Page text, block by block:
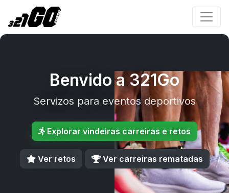
Benvido a 321Go
Servizos para eventos deportivos
Explorar vindeiras carreiras e retos
Ver retos Ver carreiras rematadas